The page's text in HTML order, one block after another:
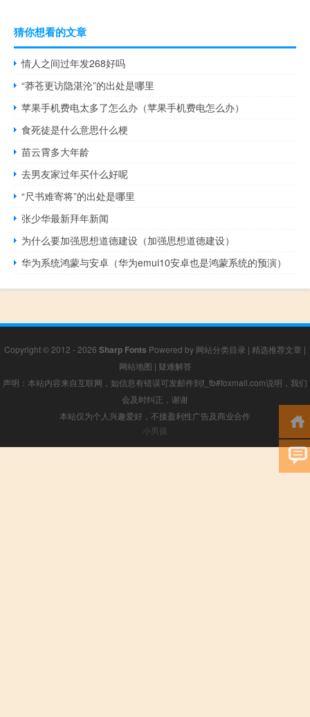
猜你想看的文章
情人之间过年发268好吗
“莽苍更访隐湛沦”的出处是哪里
苹果手机费电太多了怎么办（苹果手机费电怎么办）
食死徒是什么意思什么梗
苗云霄多大年龄
去男友家过年买什么好呢
“尺书难寄将”的出处是哪里
张少华最新拜年新闻
为什么要加强思想道德建设（加强思想道德建设）
华为系统鸿蒙与安卓（华为emui10安卓也是鸿蒙系统的预演）
Copyright © 2012 - 2026 Sharp Fonts Powered by 网站分类目录 | 精选推荐文章 |
网站地图 | 疑难解答
声明：本站内容来自互联网，如信息有错误可发邮件到f_fb#foxmail.com说明，我们
会及时纠正，谢谢
本站仅为个人兴趣爱好，不接盈利性广告及商业合作
小男孩